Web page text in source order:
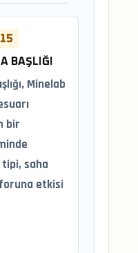
BAŞLIĞI
Minelab
bir
saha
etkisi